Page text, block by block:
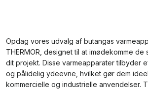
Opdag vores udvalg af butangas
THERMOR, designet til at imødekomme
dit projekt. Disse varmeapparater tilbyder
og pålidelig ydeevne, hvilket gør dem
kommercielle og industrielle anvendelser.